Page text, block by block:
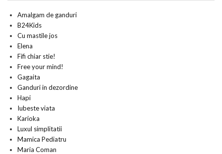
Amalgam de ganduri
B24Kids
Cu mastile jos
Elena
Fifi chiar stie!
Free your mind!
Gagaita
Ganduri in dezordine
Hapi
Iubeste viata
Karioka
Luxul simplitatii
Mamica Pediatru
Maria Coman